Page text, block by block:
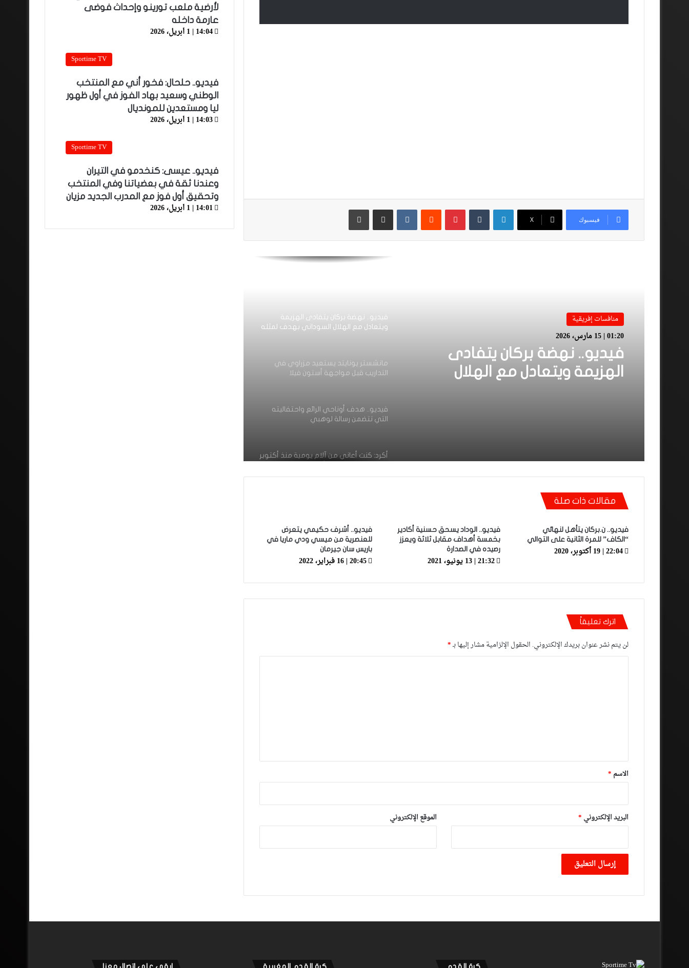
فيسبوك ‫X
لينكدإن بينتيريست مشاركة عبر البريد طباعة
منافسات إفريقية
01:20 | 15 مارس، 2026
فيديو.. نهضة بركان يتفادى
الهزيمة ويتعادل مع الهلال
رقم مميز جديد لحكيمي في دوري أبطال
فيديو.. نهضة بركان يتفادى الهزيمة
ويتعادل مع الهلال السوداني بهدف لمثله
مانشستر يونايتد يستعيد مزراوي في
التداريب قبل مواجهة أستون فيلا
فيديو.. هدف أوناحي الرائع واحتفاليته
التي تتضمن رسالة لوهبي
أكرد: كنت أعاني من آلام يومية منذ أكتوبر
أسامة طنان يبرز ضمن قائمة نجوم كبار
الدوري القطري
التداريب قبل مواجهة أستون فيلا
مقالات ذات صلة
فيديو.. ن.بركان يتأهل لنهائي
“الكاف” للمرة الثانية على التوالي
22:04 | 19 أكتوبر، 2020
فيديو.. الوداد يسحق حسنية أكادير
بخمسة أهداف مقابل ثلاثة ويعزز
رصيده في الصدارة
21:32 | 13 يونيو، 2021
فيديو.. أشرف حكيمي يتعرض
للعنصرية من ميسي ودي ماريا في
باريس سان جيرمان
20:45 | 16 فبراير، 2022
اترك تعليقاً
لن يتم نشر عنوان بريدك الإلكتروني. الحقول الإلزامية مشار إليها بـ*
*
الاسم *
البريد الإلكتروني * الموقع الإلكتروني
لأرضية ملعب تورينو وإحداث فوضى
عارمة داخله
14:04 | 1 أبريل، 2026
Sportime TV
فيديو.. حلحال: فخور أني مع المنتخب
الوطني وسعيد بهاد الفوز في أول ظهور
ليا ومستعدين للمونديال
14:03 | 1 أبريل، 2026
Sportime TV
فيديو.. عيسى: كنخدمو في التيران
وعندنا ثقة في بعضياتنا وفي المنتخب
وتحقيق أول فوز مع المدرب الجديد مزيان
14:01 | 1 أبريل، 2026